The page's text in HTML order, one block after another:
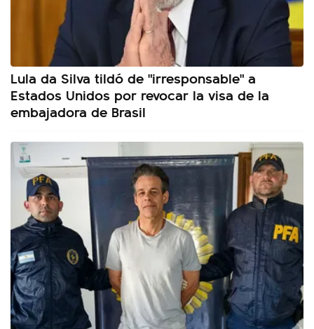
Lula da Silva tildó de "irresponsable" a
Estados Unidos por revocar la visa de la
embajadora de Brasil